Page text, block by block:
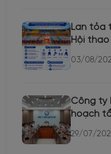
Lan tỏa
Hội thao
03/08/
Công ty
hoạch
29/07/